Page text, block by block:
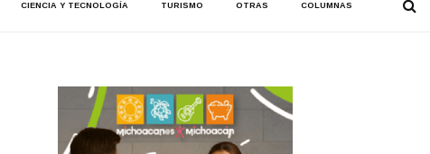
CIENCIA Y TECNOLOGÍA TURISMO OTRAS COLUMNAS